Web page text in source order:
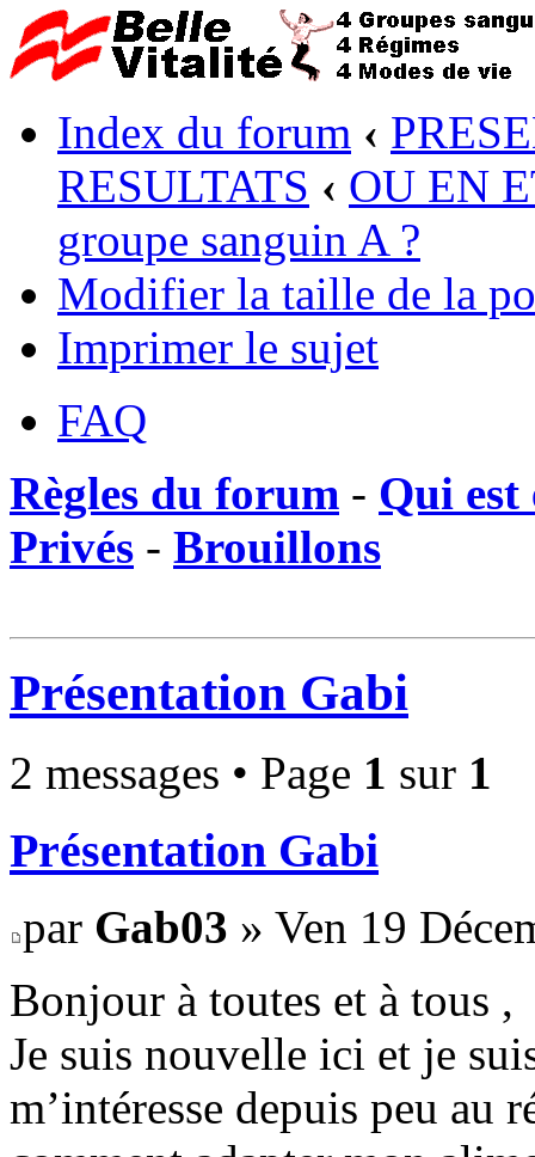
Index du forum ‹
RESULTATS ‹ OU EN
groupe sanguin A ?
Modifier la taille de la
Imprimer le sujet
FAQ
Règles du forum - Qui est
Privés - Brouillons
Présentation Gabi
2 messages • Page 1 sur 1
Présentation Gabi
par Gab03 » Ven 19
Bonjour à toutes et à tous ,
Je suis nouvelle ici et je
m’intéresse depuis peu au